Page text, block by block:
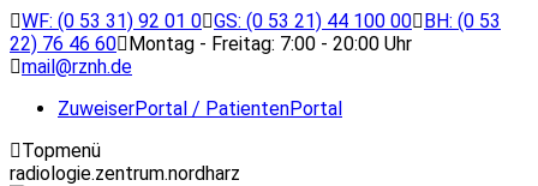
Zum
Inhalt
springen
WF: (0 53 31) 92 01 0 GS: (0 53 21) 44 100 00 BH: (0 53
22) 76 46 60 Montag - Freitag: 7:00 - 20:00 Uhr
mail@rznh.de
ZuweiserPortal / PatientenPortal
Topmenü
radiologie.zentrum.nordharz